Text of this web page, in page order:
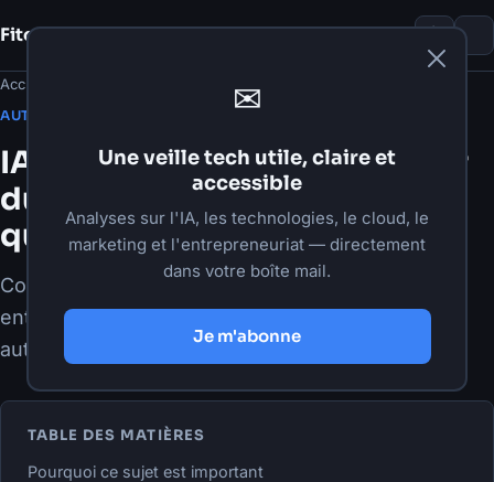
Fito DamourNotes
Accueil
AUTOMATISATION
IA agentique en 2026 : passer
du chatbot à des workflows
qui livrent
Comprendre l'IA agentique, ses vrais usages en
entreprise et les étapes concrètes pour
automatiser sans perdre le contrôle.
TABLE DES MATIÈRES
Pourquoi ce sujet est important
✉
Une veille tech utile, claire et
accessible
Analyses sur l'IA, les technologies, le cloud, le
marketing et l'entrepreneuriat — directement
dans votre boîte mail.
Je m'abonne